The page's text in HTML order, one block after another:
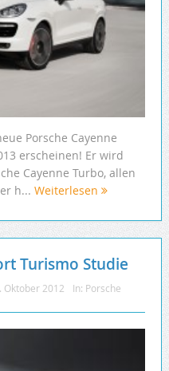
Porsche Cayenne
erscheinen! Er wird
Cayenne Turbo, allen
h... Weiterlesen
Turismo Studie
Oktober 2012 In: Porsche